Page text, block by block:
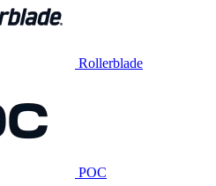
Rollerblade
POC